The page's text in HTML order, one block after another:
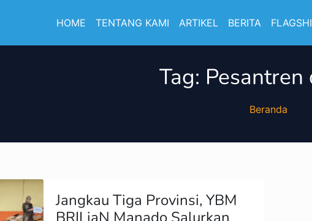
HOME TENTANG KAMI ARTIKEL BERITA
Tag:
Beranda
Jangkau Tiga Provinsi, YBM